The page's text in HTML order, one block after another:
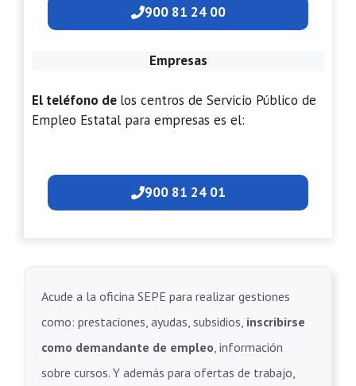
900 81 24 00
Empresas
El teléfono de los centros de Servicio Público de
Empleo Estatal para empresas es el:
900 81 24 01
Acude a la oficina SEPE para realizar gestiones
como: prestaciones, ayudas, subsidios, inscribirse
como demandante de empleo, información
sobre cursos. Y además para ofertas de trabajo,